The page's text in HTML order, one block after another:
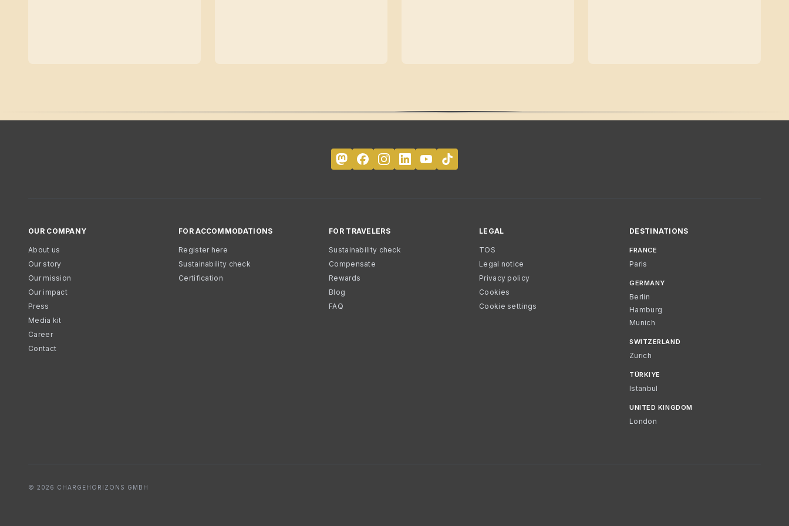
OUR COMPANY
About us
Our story
Our mission
Our impact
Press
Media kit
Career
Contact
FOR ACCOMMODATIONS
Register here
Sustainability check
Certification
FOR TRAVELERS
Sustainability check
Compensate
Rewards
Blog
FAQ
LEGAL
TOS
Legal notice
Privacy policy
Cookies
Cookie settings
DESTINATIONS
FRANCE
Paris
GERMANY
Berlin
Hamburg
Munich
SWITZERLAND
Zurich
TÜRKIYE
Istanbul
UNITED KINGDOM
London
© 2026 CHARGEHORIZONS GMBH